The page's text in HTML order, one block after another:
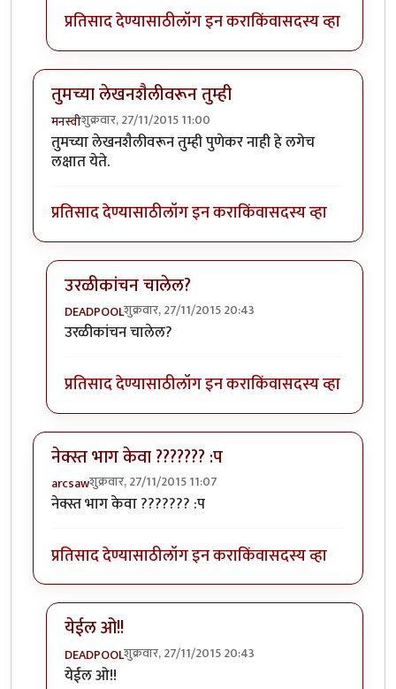
प्रतिसाद देण्यासाठीलॉग इन कराकिंवासदस्य व्हा
तुमच्या लेखनशैलीवरून तुम्ही
मनस्वीशुक्रवार, 27/11/2015 11:00
तुमच्या लेखनशैलीवरून तुम्ही पुणेकर नाही हे लगेच
लक्षात येते.
प्रतिसाद देण्यासाठीलॉग इन कराकिंवासदस्य व्हा
उरळीकांचन चालेल?
DEADPOOLशुक्रवार, 27/11/2015 20:43
In reply toतुमच्या लेखनशैलीवरून तुम्ही
उरळीकांचन चालेल?
प्रतिसाद देण्यासाठीलॉग इन कराकिंवासदस्य व्हा
नेक्स्त भाग केवा ??????? :प
arcsawशुक्रवार, 27/11/2015 11:07
नेक्स्त भाग केवा ??????? :प
प्रतिसाद देण्यासाठीलॉग इन कराकिंवासदस्य व्हा
येईल ओ!!
DEADPOOLशुक्रवार, 27/11/2015 20:43
In reply to
येईल ओ!!